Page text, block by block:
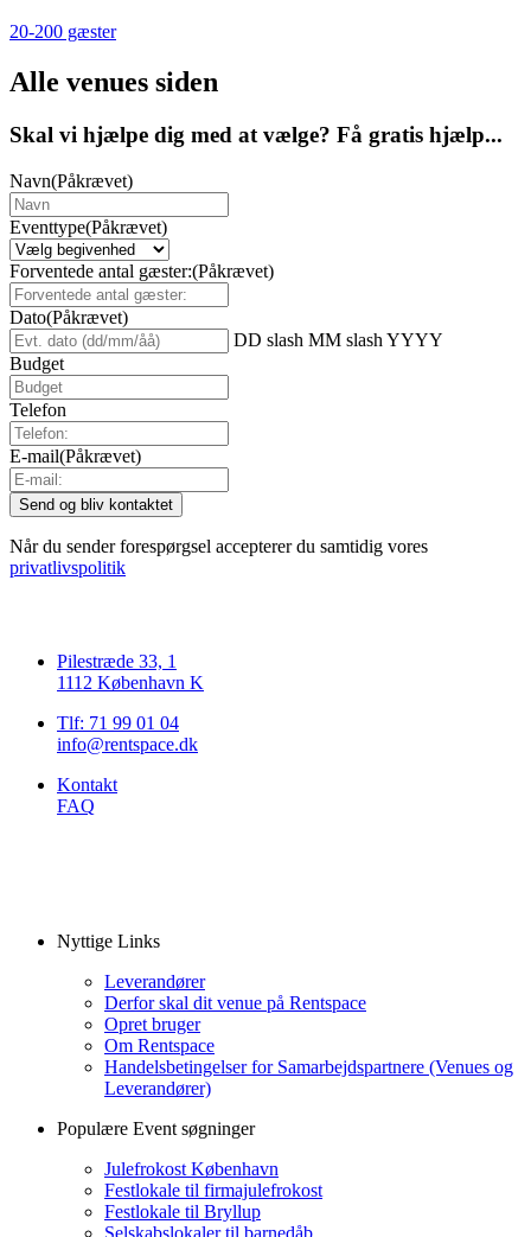
20-200 gæster
Alle venues siden
Skal vi hjælpe dig med at vælge? Få gratis hjælp...
Navn(Påkrævet)
Eventtype(Påkrævet)
Forventede antal gæster:(Påkrævet)
Dato(Påkrævet)
DD slash MM slash YYYY
Budget
Telefon
E-mail(Påkrævet)
Når du sender forespørgsel accepterer du samtidig vores
privatlivspolitik
Pilestræde 33, 1
1112 København K
Tlf: 71 99 01 04
info@rentspace.dk
Kontakt
FAQ
Nyttige Links
Leverandører
Derfor skal dit venue på Rentspace
Opret bruger
Om Rentspace
Handelsbetingelser for Samarbejdspartnere (Venues og
Leverandører)
Populære Event søgninger
Julefrokost København
Festlokale til firmajulefrokost
Festlokale til Bryllup
Selskabslokaler til barnedåb